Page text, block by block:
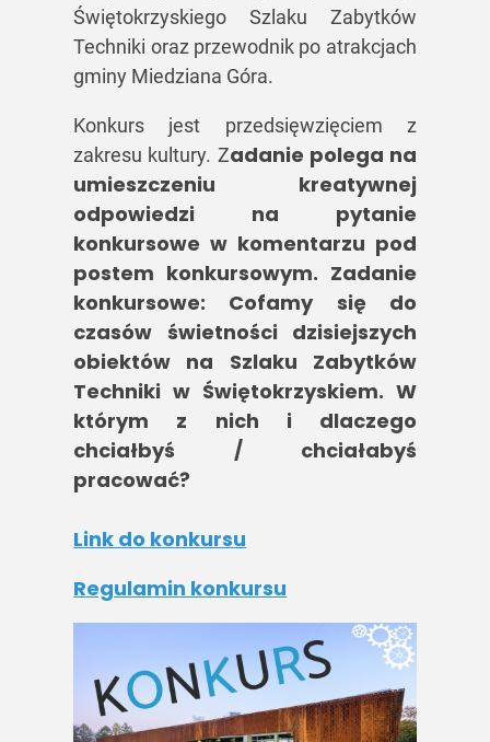
Świętokrzyskiego Szlaku Zabytków
Techniki oraz przewodnik po atrakcjach
gminy Miedziana Góra.
Konkurs jest przedsięwzięciem z
zakresu kultury. Zadanie polega na
umieszczeniu kreatywnej
odpowiedzi na pytanie
konkursowe w komentarzu pod
postem konkursowym. Zadanie
konkursowe: Cofamy się do
czasów świetności dzisiejszych
obiektów na Szlaku Zabytków
Techniki w Świętokrzyskiem. W
którym z nich i dlaczego
chciałbyś / chciałabyś
pracować?
Link do konkursu
Regulamin konkursu